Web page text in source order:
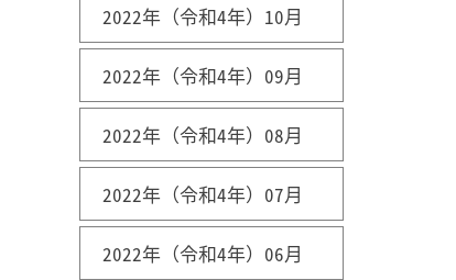
2022年（令和4年）10月
2022年（令和4年）09月
2022年（令和4年）08月
2022年（令和4年）07月
2022年（令和4年）06月